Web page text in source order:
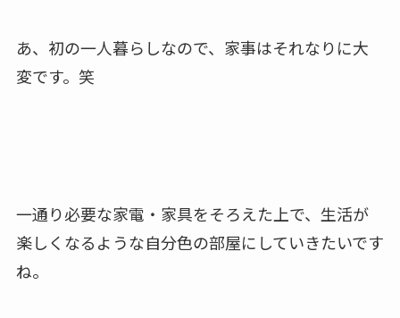
あ、初の一人暮らしなので、家事はそれなりに大
変です。笑
一通り必要な家電・家具をそろえた上で、生活が
楽しくなるような自分色の部屋にしていきたいです
ね。